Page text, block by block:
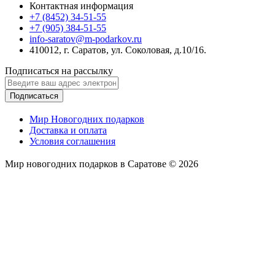
Контактная информация
+7 (8452) 34-51-55
+7 (905) 384-51-55
info-saratov@m-podarkov.ru
410012, г. Саратов, ул. Соколовая, д.10/16.
Подписаться на рассылку
Подписаться
Мир Новогодних подарков
Доставка и оплата
Условия соглашения
Мир новогодних подарков в Саратове © 2026